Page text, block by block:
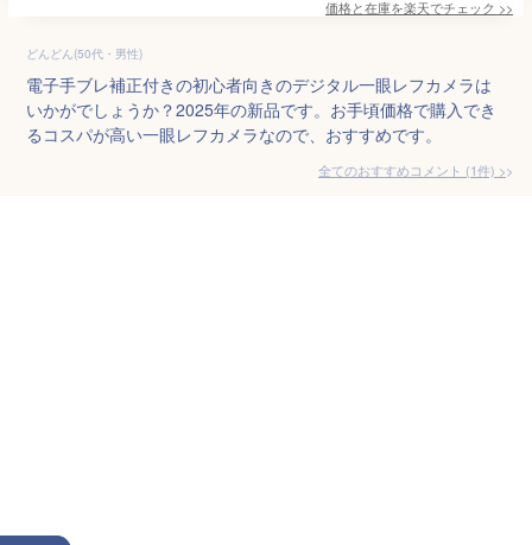
価格と在庫を楽天でチェック >>
どんどん(50代・男性)
電子手ブレ補正付きの初心者向きのデジタル一眼レフカメラは
いかがでしょうか？2025年の新品です。お手頃価格で購入でき
るコスパが高い一眼レフカメラなので、おすすめです。
全てのおすすめコメント (1件) >